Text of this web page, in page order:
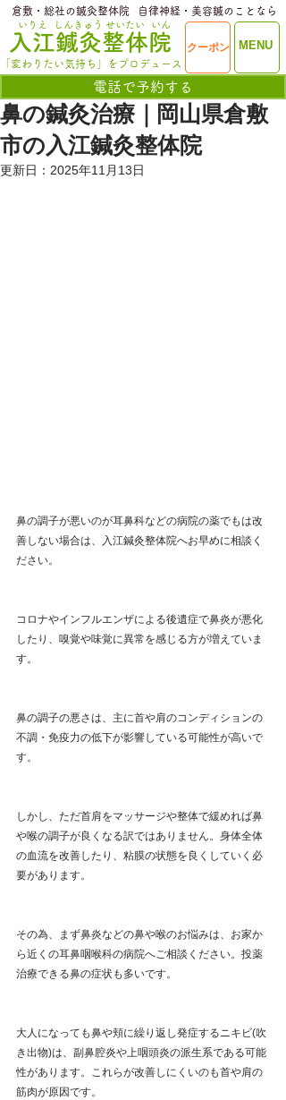
ME
​入江鍼灸整体院
いりえ
MENU
クーポン
電話で予約する
せいたい
しんきゅう いん
「変わりたい気持ち」をプロデュース
​倉敷・総社の鍼灸整体院 ​自律神経・美容鍼のことなら
鼻の鍼灸治療｜岡山県倉敷
市の入江鍼灸整体院
更新日： 2025年11月13日
鼻の調子が悪いのが耳鼻科などの病院の薬でもは改
善しない場合は、入江鍼灸整体院へお早めに相談く
ださい。
コロナやインフルエンザによる後遺症で鼻炎が悪化
したり、嗅覚や味覚に異常を感じる方が増えていま
す。
鼻の調子の悪さは、主に首や肩のコンディションの
不調・免疫力の低下が影響している可能性が高いで
す。
しかし、ただ首肩をマッサージや整体で緩めれば鼻
や喉の調子が良くなる訳ではありません。身体全体
の血流を改善したり、粘膜の状態を良くしていく必
要があります。
その為、まず鼻炎などの鼻や喉のお悩みは、お家か
ら近くの耳鼻咽喉科の病院へご相談ください。投薬
治療できる鼻の症状も多いです。
大人になっても鼻や頬に繰り返し発症するニキビ(吹
き出物)は、副鼻腔炎や上咽頭炎の派生系である可能
性があります。これらが改善しにくいのも首や肩の
筋肉が原因です。